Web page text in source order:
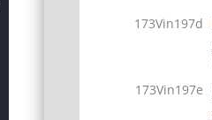
173Vin197d
173Vin197e